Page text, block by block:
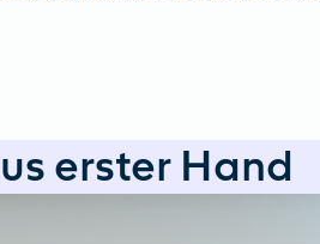
erster Hand